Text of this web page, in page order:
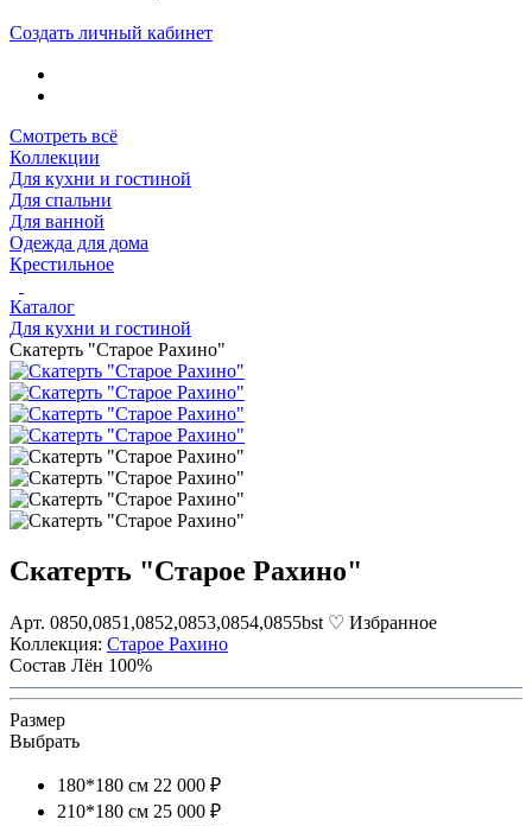
Создать личный кабинет
Смотреть всё
Коллекции
Для кухни и гостиной
Для спальни
Для ванной
Одежда для дома
Крестильное
Каталог
Для кухни и гостиной
Скатерть "Старое Рахино"
Скатерть "Старое Рахино"
Арт. 0850,0851,0852,0853,0854,0855bst ♡ Избранное
Коллекция: Старое Рахино
Состав Лён 100%
Размер
Выбрать
180*180 см 22 000 ₽
210*180 см 25 000 ₽